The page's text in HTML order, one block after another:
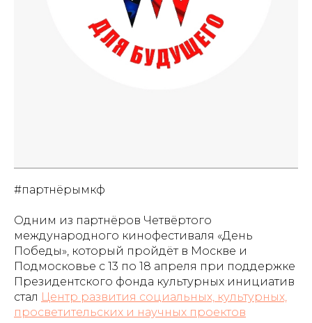
#партнёрымкф
Одним из партнёров Четвёртого
международного кинофестиваля «День
Победы», который пройдёт в Москве и
Подмосковье с 13 по 18 апреля при поддержке
Президентского фонда культурных инициатив
стал Центр развития социальных, культурных,
просветительских и научных проектов